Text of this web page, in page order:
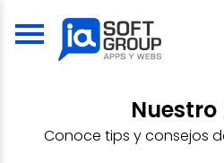
Nuestro
Conoce tips y consejos